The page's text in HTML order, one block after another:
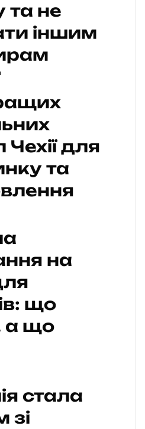
та не
іншим
для
та
на
що
а що
стала
зі